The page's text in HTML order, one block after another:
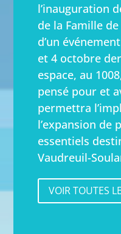
l’inauguration
de la Famille
d’un
et 4 octobre
espace, au
pensé pour et
permettra
l’expansion de
essentiels
Vaudreuil-
VOIR TOUTES